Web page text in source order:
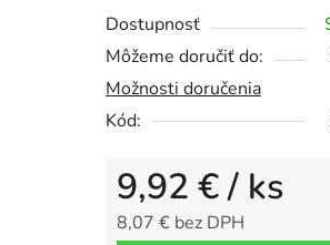
z
5
hviezdičiek.
Dostupnosť
Môžeme doručiť do:
Možnosti doručenia
Kód:
9,92 €/ ks
8,07 € bez DPH